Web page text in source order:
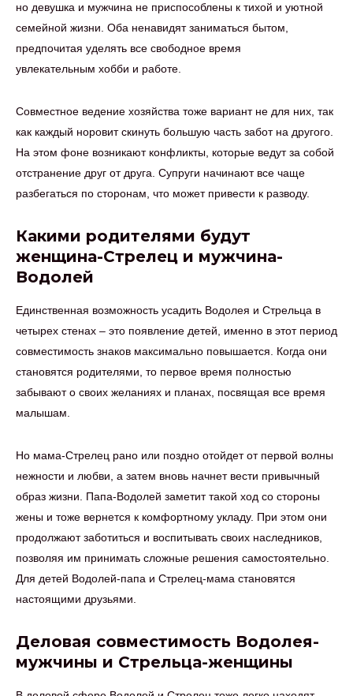
но девушка и мужчина не приспособлены к тихой и уютной
семейной жизни. Оба ненавидят заниматься бытом,
предпочитая уделять все свободное время
увлекательным хобби и работе.
Совместное ведение хозяйства тоже вариант не для них, так
как каждый норовит скинуть большую часть забот на другого.
На этом фоне возникают конфликты, которые ведут за собой
отстранение друг от друга. Супруги начинают все чаще
разбегаться по сторонам, что может привести к разводу.
Какими родителями будут
женщина-Стрелец и мужчина-
Водолей
Единственная возможность усадить Водолея и Стрельца в
четырех стенах – это появление детей, именно в этот период
совместимость знаков максимально повышается. Когда они
становятся родителями, то первое время полностью
забывают о своих желаниях и планах, посвящая все время
малышам.
Но мама-Стрелец рано или поздно отойдет от первой волны
нежности и любви, а затем вновь начнет вести привычный
образ жизни. Папа-Водолей заметит такой ход со стороны
жены и тоже вернется к комфортному укладу. При этом они
продолжают заботиться и воспитывать своих наследников,
позволяя им принимать сложные решения самостоятельно.
Для детей Водолей-папа и Стрелец-мама становятся
настоящими друзьями.
Деловая совместимость Водолея-
мужчины и Стрельца-женщины